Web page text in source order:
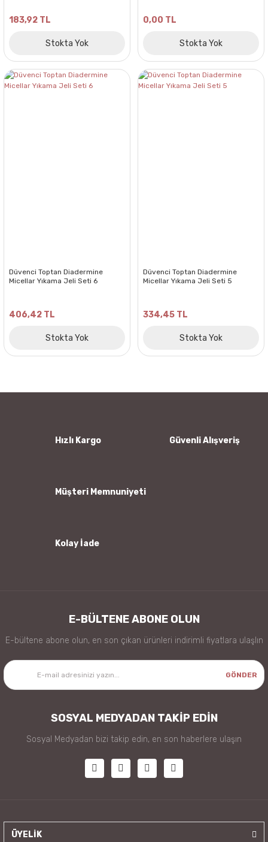
183,92 TL
Stokta Yok
0,00 TL
Stokta Yok
Düvenci Toptan Diadermine
Micellar Yıkama Jeli Seti 6
406,42 TL
Stokta Yok
Düvenci Toptan Diadermine
Micellar Yıkama Jeli Seti 5
334,45 TL
Stokta Yok
Hızlı Kargo Güvenli Alışveriş
Müşteri Memnuniyeti
Kolay İade
E-BÜLTENE ABONE OLUN
E-bültene abone olun, en son çıkan ürünleri indirimli fiyatlara ulaşlın
GÖNDER
SOSYAL MEDYADAN TAKİP EDİN
Sosyal Medyadan bizi takip edin, en son haberlere ulaşın
ÜYELİK